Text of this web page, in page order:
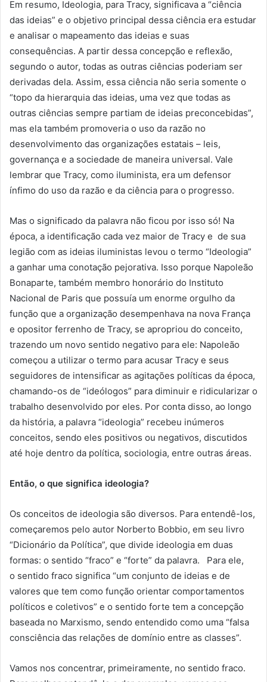
Em resumo, Ideologia, para Tracy, significava a “ciência
das ideias” e o objetivo principal dessa ciência era estudar
e analisar o mapeamento das ideias e suas
consequências. A partir dessa concepção e reflexão,
segundo o autor, todas as outras ciências poderiam ser
derivadas dela. Assim, essa ciência não seria somente o
“topo da hierarquia das ideias, uma vez que todas as
outras ciências sempre partiam de ideias preconcebidas”,
mas ela também promoveria o uso da razão no
desenvolvimento das organizações estatais – leis,
governança e a sociedade de maneira universal. Vale
lembrar que Tracy, como iluminista, era um defensor
ínfimo do uso da razão e da ciência para o progresso.
Mas o significado da palavra não ficou por isso só! Na
época, a identificação cada vez maior de Tracy e de sua
legião com as ideias iluministas levou o termo “Ideologia”
a ganhar uma conotação pejorativa. Isso porque Napoleão
Bonaparte, também membro honorário do Instituto
Nacional de Paris que possuía um enorme orgulho da
função que a organização desempenhava na nova França
e opositor ferrenho de Tracy, se apropriou do conceito,
trazendo um novo sentido negativo para ele: Napoleão
começou a utilizar o termo para acusar Tracy e seus
seguidores de intensificar as agitações políticas da época,
chamando-os de “ideólogos” para diminuir e ridicularizar o
trabalho desenvolvido por eles. Por conta disso, ao longo
da história, a palavra “ideologia” recebeu inúmeros
conceitos, sendo eles positivos ou negativos, discutidos
até hoje dentro da política, sociologia, entre outras áreas.
Então, o que significa ideologia?
Os conceitos de ideologia são diversos. Para entendê-los,
começaremos pelo autor Norberto Bobbio, em seu livro
“Dicionário da Política”, que divide ideologia em duas
formas: o sentido “fraco” e “forte” da palavra. Para ele,
o sentido fraco significa “um conjunto de ideias e de
valores que tem como função orientar comportamentos
políticos e coletivos” e o sentido forte tem a concepção
baseada no Marxismo, sendo entendido como uma “falsa
consciência das relações de domínio entre as classes”.
Vamos nos concentrar, primeiramente, no sentido fraco.